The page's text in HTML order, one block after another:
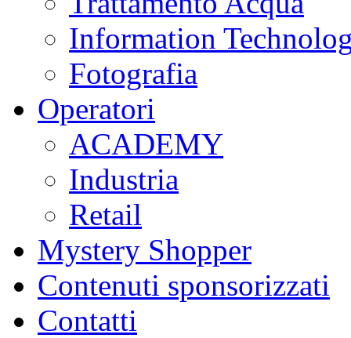
Information
Fotografia
Operatori
ACADEMY
Industria
Retail
Mystery Shopper
Contenuti sponsorizzati
Contatti